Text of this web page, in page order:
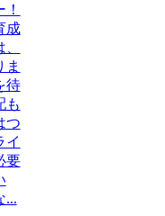
成
ま
待
も
つ
イ
要
...